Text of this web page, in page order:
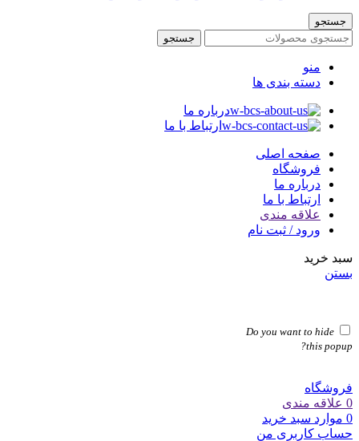
جستجو
جستجو
منو
دسته بندی ها
درباره ما
ارتباط با ما
صفحه اصلی
فروشگاه
درباره ما
ارتباط با ما
علاقه مندی
ورود / ثبت نام
سبد خرید
بستن
Do you want to hide
this popup?
فروشگاه
0 علاقه مندی
0 موارد سبد خرید
حساب کاربری من